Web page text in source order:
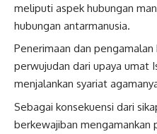
meliputi aspek hubungan
hubungan antarmanusia.
Penerimaan dan pengamalan
perwujudan dari upaya umat
menjalankan syariat
Sebagai konsekuensi dari
berkewajiban